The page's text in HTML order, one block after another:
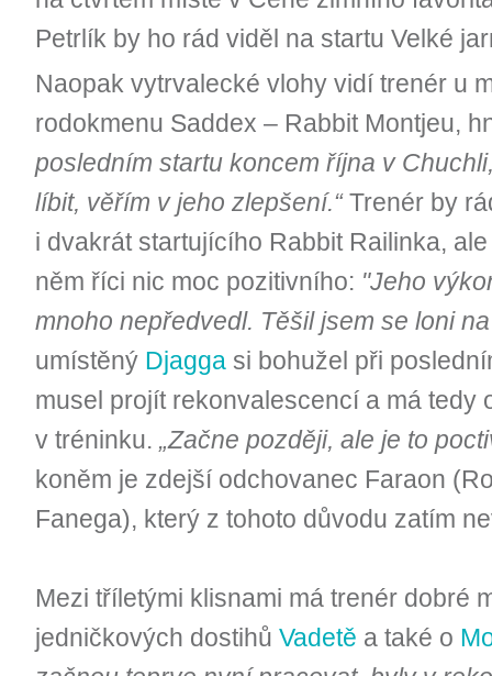
Petrlík by ho rád viděl na startu Velké
Naopak vytrvalecké vlohy vidí trenér u
rodokmenu Saddex – Rabbit Montjeu,
posledním startu koncem října v
líbit, věřím v jeho zlepšení.“Trenér by
i dvakrát startujícího Rabbit Railinka,
něm říci nic moc pozitivního: "Jeho
mnoho nepředvedl. Těšil jsem se loni
umístěný Djagga si bohužel při
musel projít rekonvalescencí a má tedy
v tréninku. „Začne později, ale je to
koněm je zdejší odchovanec Faraon
Fanega), který z tohoto důvodu zatím
Mezi tříletými klisnami má trenér dobré
jedničkových dostihů Vadetě a také o